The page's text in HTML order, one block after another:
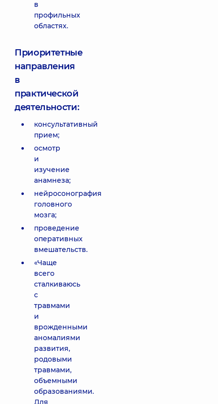
в
профильных
областях.
Приоритетные
направления
в
практической
деятельности:
консультативный
прием;
осмотр
и
изучение
анамнеза;
нейросонография
головного
мозга;
проведение
оперативных
вмешательств.
«Чаще
всего
сталкиваюсь
с
травмами
и
врожденными
аномалиями
развития,
родовыми
травмами,
объемными
образованиями.
Для